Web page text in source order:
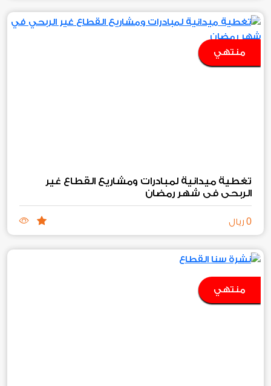
منتهي
تغطية ميدانية لمبادرات ومشاريع القطاع غير
الربحي في شهر رمضان
0 ريال
منتهي